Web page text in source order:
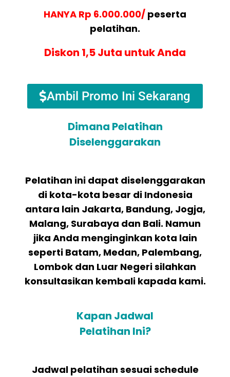
HANYA Rp 6.000.000/ peserta
pelatihan.
Diskon 1,5 Juta untuk Anda
Ambil Promo Ini Sekarang
Dimana Pelatihan
Diselenggarakan
Pelatihan ini dapat diselenggarakan
di kota-kota besar di Indonesia
antara lain Jakarta, Bandung, Jogja,
Malang, Surabaya dan Bali. Namun
jika Anda menginginkan kota lain
seperti Batam, Medan, Palembang,
Lombok dan Luar Negeri silahkan
konsultasikan kembali kapada kami.
Kapan Jadwal
Pelatihan Ini?
Jadwal pelatihan sesuai schedule